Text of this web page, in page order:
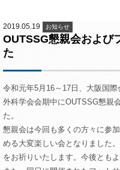
2019.05.19 お知らせ
OUTSSG懇親会および
た
令和元年5月16～17日、大阪国
外科学会会期中にOUTSSG懇親
た。
懇親会は今回も多くの方々に参
める大変楽しい会となりました
をお祈りいたします。今後とも